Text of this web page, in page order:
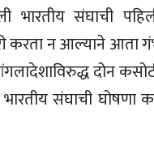
संघाची
करता न आल्याने आता
दोन
संघाची